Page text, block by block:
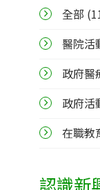
全部 (
醫院活
政府醫
政府活
在職教
認識新